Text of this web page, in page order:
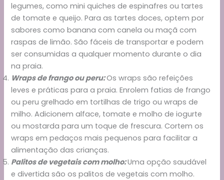
legumes, como mini quiches de espinafres ou tartes
de tomate e queijo. Para as tartes doces, optem por
sabores como banana com canela ou maçã com
raspas de limão. São fáceis de transportar e podem
ser consumidas a qualquer momento durante o dia
na praia.
Wraps de frango ou peru:Os wraps são refeições
leves e práticas para a praia. Enrolem fatias de frango
ou peru grelhado em tortilhas de trigo ou wraps de
milho. Adicionem alface, tomate e molho de iogurte
ou mostarda para um toque de frescura. Cortem os
wraps em pedaços mais pequenos para facilitar a
alimentação das crianças.
Palitos de vegetais com molho:Uma opção saudável
e divertida são os palitos de vegetais com molho.